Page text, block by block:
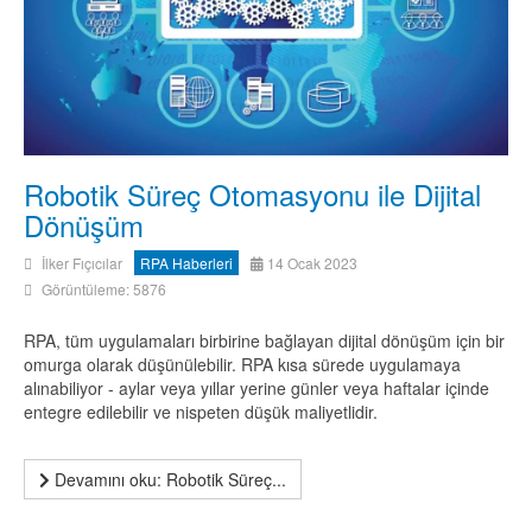
Robotik Süreç Otomasyonu ile Dijital
Dönüşüm
İlker Fıçıcılar RPA Haberleri
14 Ocak 2023
Görüntüleme: 5876
RPA, tüm uygulamaları birbirine bağlayan dijital dönüşüm için bir
omurga olarak düşünülebilir. RPA kısa sürede uygulamaya
alınabiliyor - aylar veya yıllar yerine günler veya haftalar içinde
entegre edilebilir ve nispeten düşük maliyetlidir.
Devamını oku: Robotik Süreç...